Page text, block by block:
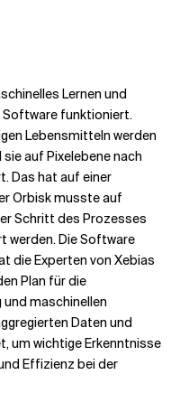
Lernen und
Software funktioniert.
Lebensmitteln werden
auf Pixelebene nach
Das hat auf einer
Orbisk musste auf
Schritt des Prozesses
werden. Die Software
die Experten von Xebias
Plan für die
und maschinellen
Daten und
um wichtige Erkenntnisse
Effizienz bei der